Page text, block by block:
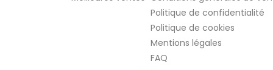
Politique de confidentialité
Politique de cookies
Mentions légales
FAQ